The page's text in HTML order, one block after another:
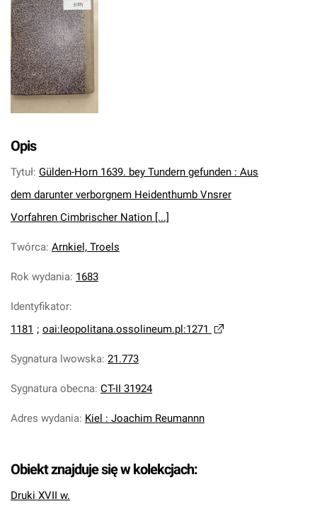
Opis
Tytuł: Gülden-Horn 1639. bey Tundern gefunden : Aus
dem darunter verborgnem Heidenthumb Vnsrer
Vorfahren Cimbrischer Nation [...]
Twórca: Arnkiel, Troels
Rok wydania: 1683
Identyfikator:
1181 ; oai:leopolitana.ossolineum.pl:1271
Sygnatura lwowska: 21.773
Sygnatura obecna: CT-II 31924
Adres wydania: Kiel : Joachim Reumannn
Obiekt znajduje się w kolekcjach:
Druki XVII w.